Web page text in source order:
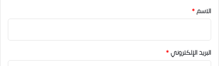
*
الاسم*
البريد الإلكتروني*